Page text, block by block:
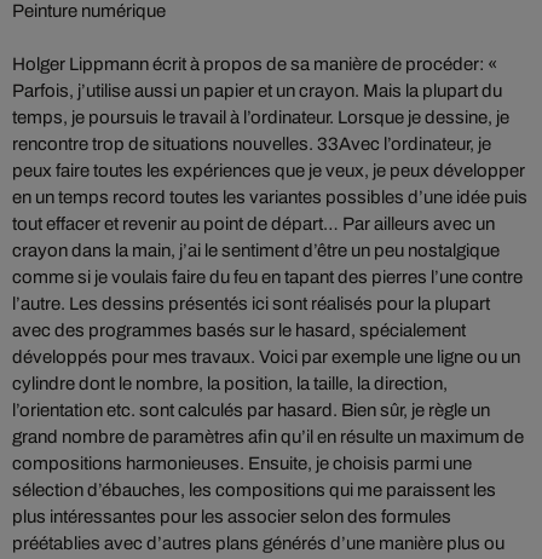
Peinture numérique
Holger Lippmann écrit à propos de sa manière de procéder: «
Parfois, j’utilise aussi un papier et un crayon. Mais la plupart du
temps, je poursuis le travail à l’ordinateur. Lorsque je dessine, je
rencontre trop de situations nouvelles. 33Avec l’ordinateur, je
peux faire toutes les expériences que je veux, je peux développer
en un temps record toutes les variantes possibles d’une idée puis
tout effacer et revenir au point de départ… Par ailleurs avec un
crayon dans la main, j’ai le sentiment d’être un peu nostalgique
comme si je voulais faire du feu en tapant des pierres l’une contre
l’autre. Les dessins présentés ici sont réalisés pour la plupart
avec des programmes basés sur le hasard, spécialement
développés pour mes travaux. Voici par exemple une ligne ou un
cylindre dont le nombre, la position, la taille, la direction,
l’orientation etc. sont calculés par hasard. Bien sûr, je règle un
grand nombre de paramètres afin qu’il en résulte un maximum de
compositions harmonieuses. Ensuite, je choisis parmi une
sélection d’ébauches, les compositions qui me paraissent les
plus intéressantes pour les associer selon des formules
préétablies avec d’autres plans générés d’une manière plus ou